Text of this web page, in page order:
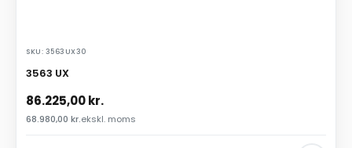
SKU: 3563UX30
3563 UX
86.225,00kr.
68.980,00 kr.ekskl. moms